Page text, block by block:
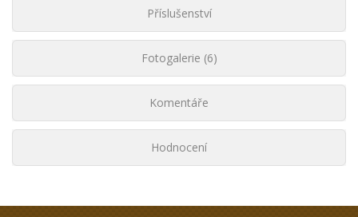
Příslušenství
Fotogalerie (6)
Komentáře
Hodnocení